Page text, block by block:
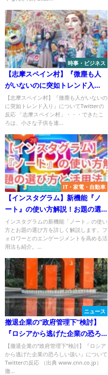
時事・ビジネス
【志摩スペイン村】『微塵も人
がいないのに突如トレンド入
り』についてTwitterの反応
【志摩スペイン村】『微塵も人がいないの
に突如トレンド入り』についてTwitterの
反応 「志摩スペイン村」・・・できたこ
ろは、小さな子供を連...
IT・家電・自動車
【インスタグラム】新機能『ノ
ート』の使い方解説！お題の選
び方と活用法！
インスタグラムの新機能「ノート」の使い
方とお題の選び方を詳しく解説します。フ
ォロワーとのエンゲージメントを高める活
用法も紹介。...
ニュース
撤退企業の“政府管理下”検討】
『ロシアから逃げた企業の恐ろ
しい扱い』についてTwitterの反
応
【撤退企業の“政府管理下”検討】『ロシア
から逃げた企業の恐ろしい扱い』について
Twitterの反応 （出典 www.cnn.co.jp）
撤...